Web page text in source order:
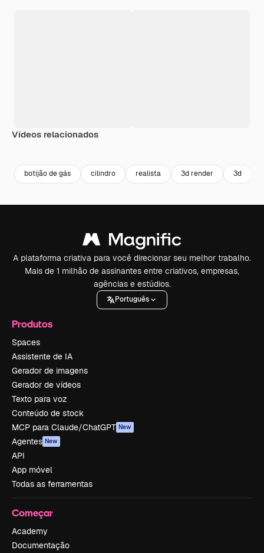
Vídeos relacionados
botijão de gás cilindro realista 3d render 3d
A plataforma criativa para você direcionar seu melhor trabalho.
Mais de 1 milhão de assinantes entre criativos, empresas,
agências e estúdios.
Português
Produtos
Spaces
Assistente de IA
Gerador de imagens
Gerador de vídeos
Texto para voz
Conteúdo de stock
MCP para Claude/ChatGPT New
Agentes New
API
App móvel
Todas as ferramentas
Começar
Academy
Documentação